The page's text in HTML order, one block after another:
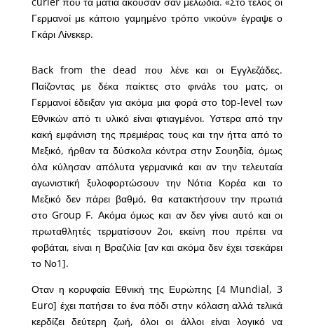
Γερμανοί με κάποιο γαμημένο τρόπο νικούν» έγραψε ο
Γκάρι Λίνεκερ.
Back from the dead που λένε και οι Εγγλεζάδες.
Παίζοντας με δέκα παίκτες στο φινάλε του ματς, οι
Γερμανοί έδειξαν για ακόμα μια φορά στο top-level των
Εθνικών από τι υλικό είναι φτιαγμένοι. Υστερα από την
κακή εμφάνιση της πρεμιέρας τους και την ήττα από το
Μεξικό, ήρθαν τα δύσκολα κόντρα στην Σουηδία, όμως
όλα κύλησαν απόλυτα γερμανικά και αν την τελευταία
αγωνιστική ξυλοφορτώσουν την Νότια Κορέα και το
Μεξικό δεν πάρει βαθμό, θα κατακτήσουν την πρωτιά
στο Group F. Ακόμα όμως και αν δεν γίνει αυτό και οι
πρωταθλητές τερματίσουν 2οι, εκείνη που πρέπει να
φοβάται, είναι η Βραζιλία [αν και ακόμα δεν έχει τσεκάρει
το Νο1].
Οταν η κορυφαία Εθνική της Ευρώπης [4 Mundial, 3
Euro] έχει πατήσει το ένα πόδι στην κόλαση αλλά τελικά
κερδίζει δεύτερη ζωή, όλοι οι άλλοι είναι λογικό να